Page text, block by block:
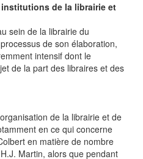
de la librairie et
sein de la librairie du
de son élaboration,
intensif dont le
de la part des libraires et des
de la librairie et de
en ce qui concerne
en matière de nombre
Martin, alors que pendant